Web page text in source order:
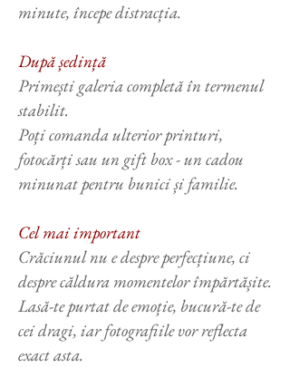
minute, începe distracția.
După ședință
Primești galeria completă în termenul
stabilit.
Poți comanda ulterior printuri,
fotocărți sau un gift box - un cadou
minunat pentru bunici și familie.
Cel mai important
Crăciunul nu e despre perfecțiune, ci
despre căldura momentelor împărtășite.
Lasă-te purtat de emoție, bucură-te de
cei dragi, iar fotografiile vor reflecta
exact asta.